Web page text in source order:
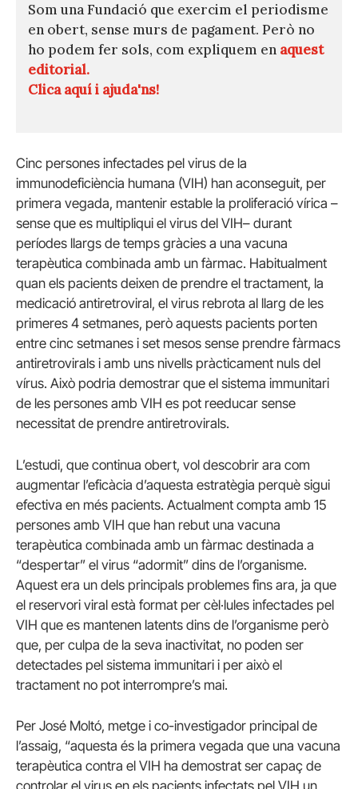
Som una Fundació que exercim el periodisme
en obert, sense murs de pagament. Però no
ho podem fer sols, com expliquem en aquest
editorial.
Clica aquí i ajuda'ns!
Cinc persones infectades pel virus de la
immunodeficiència humana (VIH) han aconseguit, per
primera vegada, mantenir estable la proliferació vírica –
sense que es multipliqui el virus del VIH– durant
períodes llargs de temps gràcies a una vacuna
terapèutica combinada amb un fàrmac. Habitualment
quan els pacients deixen de prendre el tractament, la
medicació antiretroviral, el virus rebrota al llarg de les
primeres 4 setmanes, però aquests pacients porten
entre cinc setmanes i set mesos sense prendre fàrmacs
antiretrovirals i amb uns nivells pràcticament nuls del
vírus. Això podria demostrar que el sistema immunitari
de les persones amb VIH es pot reeducar sense
necessitat de prendre antiretrovirals.
L’estudi, que continua obert, vol descobrir ara com
augmentar l’eficàcia d’aquesta estratègia perquè sigui
efectiva en més pacients. Actualment compta amb 15
persones amb VIH que han rebut una vacuna
terapèutica combinada amb un fàrmac destinada a
“despertar” el virus “adormit” dins de l’organisme.
Aquest era un dels principals problemes fins ara, ja que
el reservori viral està format per cèl·lules infectades pel
VIH que es mantenen latents dins de l’organisme però
que, per culpa de la seva inactivitat, no poden ser
detectades pel sistema immunitari i per això el
tractament no pot interrompre’s mai.
Per José Moltó, metge i co-investigador principal de
l’assaig, “aquesta és la primera vegada que una vacuna
terapèutica contra el VIH ha demostrat ser capaç de
controlar el virus en els pacients infectats pel VIH un